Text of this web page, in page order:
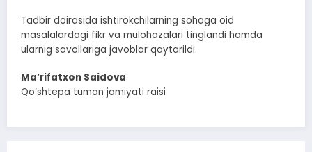
Tadbir doirasida ishtirokchilarning sohaga oid
masalalardagi fikr va mulohazalari tinglandi hamda
ularnig savollariga javoblar qaytarildi.
Ma’rifatxon Saidova
Qo‘shtepa tuman jamiyati raisi